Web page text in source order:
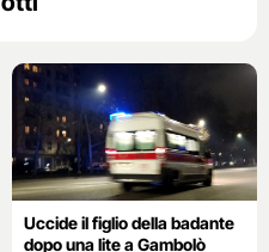
Uccide il figlio della badante
dopo una lite a Gambolò